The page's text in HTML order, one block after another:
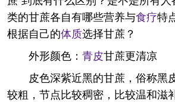
类的甘蔗各自有哪些营养与食疗特
根据自己的体质选择甘蔗？
外形颜色： 青皮甘蔗更清凉
皮色深紫近黑的甘蔗，俗称黑
较粗，节点比较稠密，比较温和滋